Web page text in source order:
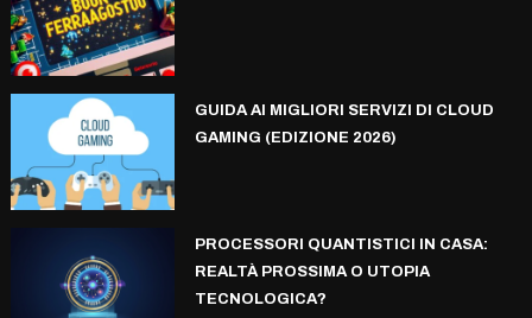
GUIDA AI MIGLIORI SERVIZI DI CLOUD
GAMING (EDIZIONE 2026)
PROCESSORI QUANTISTICI IN CASA:
REALTÀ PROSSIMA O UTOPIA
TECNOLOGICA?